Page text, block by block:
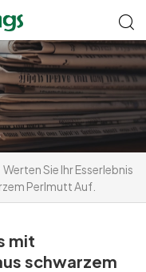
Werten Sie Ihr Esserlebnis
Perlmutt Auf.
mit
schwarzem